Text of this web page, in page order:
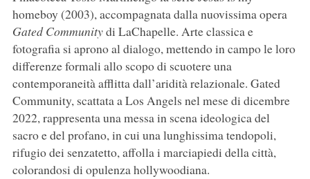
homeboy (2003), accompagnata dalla nuovissima opera
Gated Communitydi LaChapelle. Arte classica e
fotografia si aprono al dialogo, mettendo in campo le loro
differenze formali allo scopo di scuotere una
contemporaneità afflitta dall’aridità relazionale. Gated
Community, scattata a Los Angels nel mese di dicembre
2022, rappresenta una messa in scena ideologica del
sacro e del profano, in cui una lunghissima tendopoli,
rifugio dei senzatetto, affolla i marciapiedi della città,
colorandosi di opulenza hollywoodiana.